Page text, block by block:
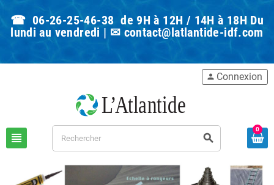
☎ 06-26-25-46-38 de 9H à 12H / 14H à 18H Du
lundi au vendredi | ✉ contact@latlantide-idf.com
view_headline search
person Connexion
0